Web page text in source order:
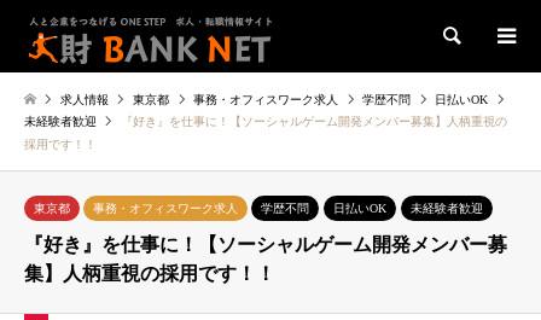
検索
求人情報 東京都 事務・オフィスワーク求人 学歴不問
日払いOK
未経験者歓迎
『好き』を仕事に！【ソーシャルゲーム開発メンバー募集】人柄重視の
採用です！！
東京都 事務・オフィスワーク求人 学歴不問 日払いOK 未経験者歓迎
『好き』を仕事に！【ソーシャルゲーム開発メンバー募
集】人柄重視の採用です！！